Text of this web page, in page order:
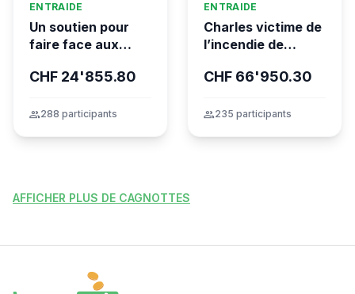
ENTRAIDE
Un soutien pour
faire face aux
financières de la
CHF 24'855.80
group288 participants
ENTRAIDE
Charles victime de
l’incendie de
CHF 66'950.30
group235 participants
AFFICHER PLUS DE CAGNOTTES